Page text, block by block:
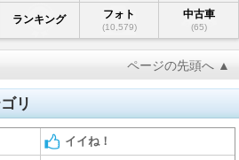
ランキング フォト
(10,579)
中古車
(65)
ページの先頭へ ▲
リ
イイね！